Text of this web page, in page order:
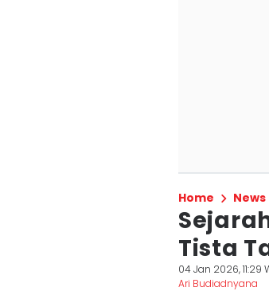
Home News
Tista
04 Jan 2026, 11:29
Ari Budiadnyana